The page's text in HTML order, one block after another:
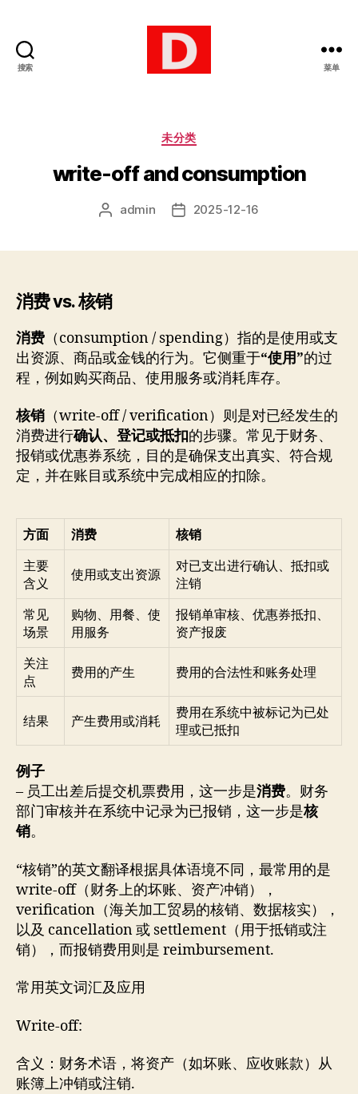
搜索 菜单
分
未分类
write-off and consumption
文 admin
发 2025-12-16
消费 vs. 核销
消费 （consumption / spending）指的是使用或支
出资源、商品或金钱的行为。它侧重于“使用”的过
程，例如购买商品、使用服务或消耗库存。
核销 （write‑off / verification）则是对已经发生的
消费进行确认、登记或抵扣的步骤。常见于财务、
报销或优惠券系统，目的是确保支出真实、符合规
定，并在账目或系统中完成相应的扣除。
方面 消费
核销
主要
含义
使用或支出资源
对已支出进行确认、抵扣或
注销
常见
场景
购物、用餐、使
用服务
报销单审核、优惠券抵扣、
资产报废
关注
点
费用的产生 费用的合法性和账务处理
结果 产生费用或消耗
费用在系统中被标记为已处
理或已抵扣
例子
– 员工出差后提交机票费用，这一步是消费。财务
部门审核并在系统中记录为已报销，这一步是核
销。
“核销”的英文翻译根据具体语境不同，最常用的是
write-off（财务上的坏账、资产冲销），
verification（海关加工贸易的核销、数据核实），
以及 cancellation 或 settlement（用于抵销或注
销），而报销费用则是 reimbursement.
常用英文词汇及应用
Write-off:
含义：财务术语，将资产（如坏账、应收账款）从
账簿上冲销或注销.